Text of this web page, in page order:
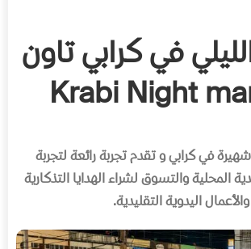
في كرابي تاون
في كرابي و تقدم تجربة رائعة لتجربة
المحلية والتسوق لشراء الهدايا التذكارية
والأعمال اليدوية التقليدية.